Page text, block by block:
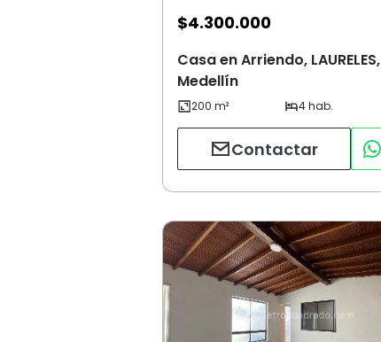
$4.300.000
Casa en Arriendo, LAURELES,
Medellín
Contactar